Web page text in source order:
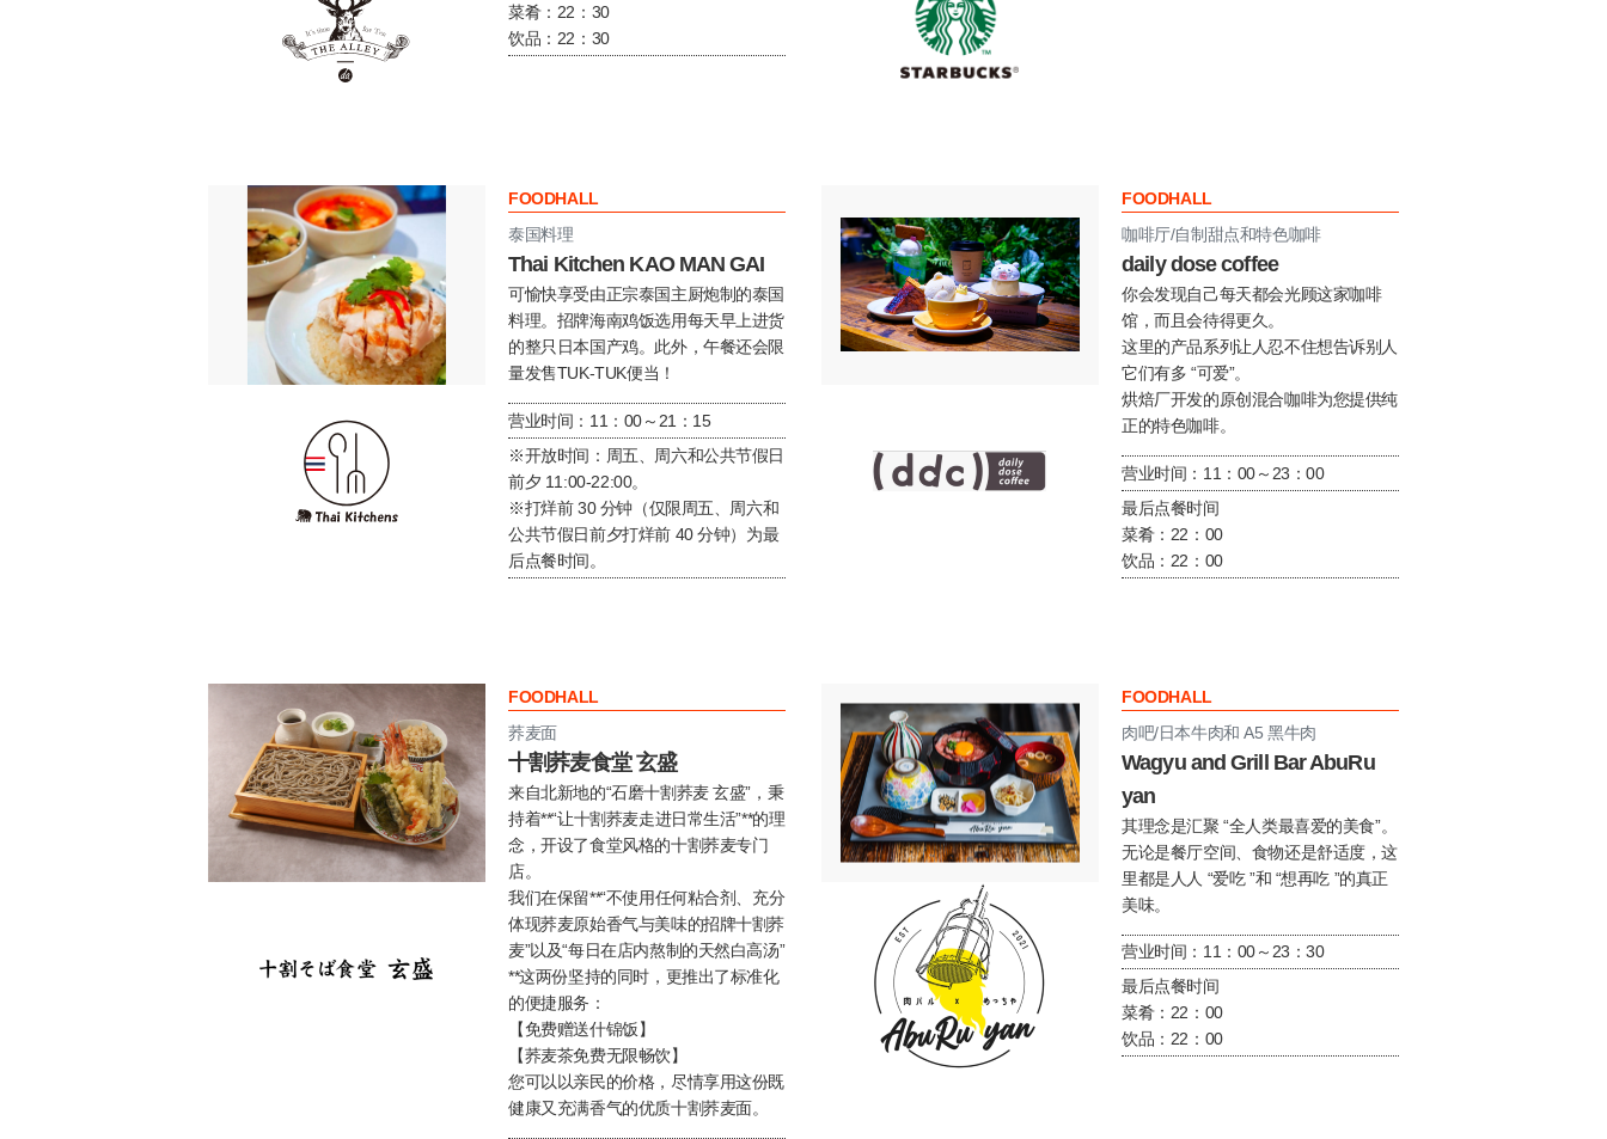
菜肴：22：30
饮品：22：30
FOODHALL
泰国料理
Thai Kitchen KAO MAN GAI
可愉快享受由正宗泰国主厨炮制的泰国
料理。招牌海南鸡饭选用每天早上进货
的整只日本国产鸡。此外，午餐还会限
量发售TUK-TUK便当！
营业时间：11：00～21：15
※开放时间：周五、周六和公共节假日
前夕 11:00-22:00。
※打烊前 30 分钟（仅限周五、周六和
公共节假日前夕打烊前 40 分钟）为最
后点餐时间。
FOODHALL
咖啡厅/自制甜点和特色咖啡
daily dose coffee
你会发现自己每天都会光顾这家咖啡
馆，而且会待得更久。
这里的产品系列让人忍不住想告诉别人
它们有多 “可爱”。
烘焙厂开发的原创混合咖啡为您提供纯
正的特色咖啡。
营业时间：11：00～23：00
最后点餐时间
菜肴：22：00
饮品：22：00
FOODHALL
荞麦面
十割荞麦食堂 玄盛
来自北新地的“石磨十割荞麦 玄盛”，秉
持着**“让十割荞麦走进日常生活”**的理
念，开设了食堂风格的十割荞麦专门
店。
我们在保留**“不使用任何粘合剂、充分
体现荞麦原始香气与美味的招牌十割荞
麦”以及“每日在店内熬制的天然白高汤”
**这两份坚持的同时，更推出了标准化
的便捷服务：
【免费赠送什锦饭】
【荞麦茶免费无限畅饮】
您可以以亲民的价格，尽情享用这份既
健康又充满香气的优质十割荞麦面。
FOODHALL
肉吧/日本牛肉和 A5 黑牛肉
Wagyu and Grill Bar AbuRu
yan
其理念是汇聚 “全人类最喜爱的美食”。
无论是餐厅空间、食物还是舒适度，这
里都是人人 “爱吃 ”和 “想再吃 ”的真正
美味。
营业时间：11：00～23：30
最后点餐时间
菜肴：22：00
饮品：22：00